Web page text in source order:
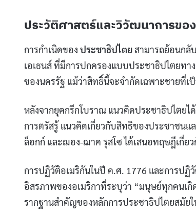
ประวัติศาสตร์และวิวัฒนาการขอ
การกำเนิดของ ประชาธิปไตยสามารถย้อนกลั
เอเธนส์ ที่มีการปกครองแบบประชาธิปไตยท
ของนครรัฐ แม้ว่าสิทธิ์นี้จะจำกัดเฉพาะชายที่เ
หลังจากยุคกรีกโบราณ แนวคิดประชาธิปไตยไ
การตรัสรู้ แนวคิดเกี่ยวกับสิทธิของประชาชน
ล็อกก์ และฌอง-ฌาค รุสโซ ได้เสนอทฤษฎีเกี่
การปฏิวัติอเมริกันในปี ค.ศ. 1776 และการปฏิ
อิสรภาพของอเมริกาที่ระบุว่า “มนุษย์ทุกคนเ
รากฐานสำคัญของหลักการประชาธิปไตยสมัย